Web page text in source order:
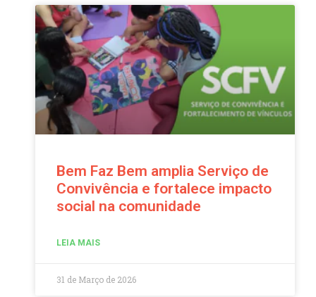
Bem Faz Bem amplia Serviço de
Convivência e fortalece impacto
social na comunidade
LEIA MAIS
31 de Março de 2026